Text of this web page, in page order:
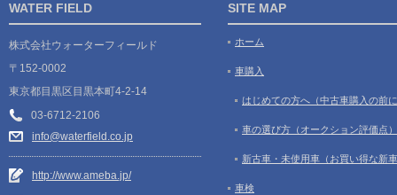
WATER FIELD
株式会社ウォーターフィールド
〒152-0002
東京都目黒区目黒本町4-2-14
03-6712-2106
info@waterfield.co.jp
http://www.ameba.jp/
SITE MAP
ホーム
車購入
はじめての方へ（中古車購入の前
車の選び方（オークション評価点）
新古車・未使用車（お買い得な新
車検